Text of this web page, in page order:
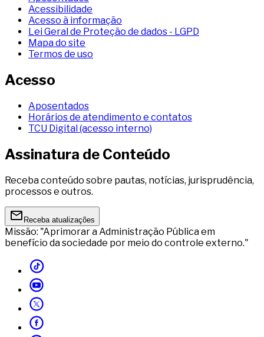
Acessibilidade
Acesso à informação
Lei Geral de Proteção de dados - LGPD
Mapa do site
Termos de uso
Acesso
Aposentados
Horários de atendimento e contatos
TCU Digital (acesso interno)
Assinatura de Conteúdo
Receba conteúdo sobre pautas, notícias, jurisprudência,
processos e outros.
Receba atualizações
Missão: "Aprimorar a Administração Pública em
benefício da sociedade por meio do controle externo."